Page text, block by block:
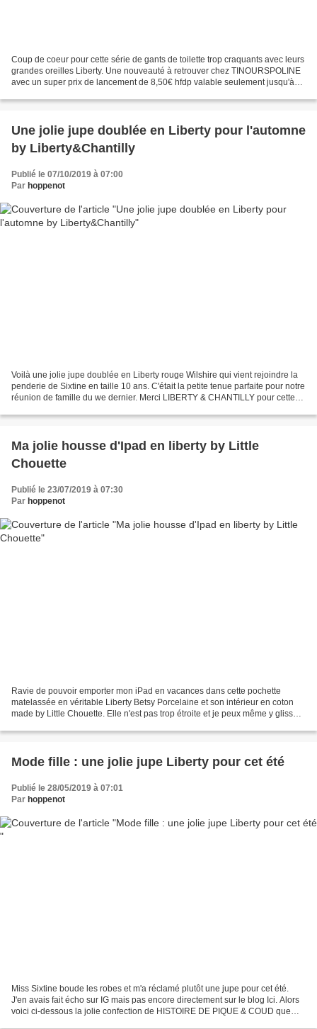
Coup de coeur pour cette série de gants de toilette trop craquants avec leurs
grandes oreilles Liberty. Une nouveauté à retrouver chez TINOURSPOLINE
avec un super prix de lancement de 8,50€ hfdp valable seulement jusqu'à
Une jolie jupe doublée en Liberty pour l'automne
by Liberty&Chantilly
Publié le 07/10/2019 à 07:00
Par hoppenot
Voilà une jolie jupe doublée en Liberty rouge Wilshire qui vient rejoindre la
penderie de Sixtine en taille 10 ans. C'était la petite tenue parfaite pour notre
réunion de famille du we dernier. Merci LIBERTY & CHANTILLY pour cette
Ma jolie housse d'Ipad en liberty by Little
Chouette
Publié le 23/07/2019 à 07:30
Par hoppenot
Ravie de pouvoir emporter mon iPad en vacances dans cette pochette
matelassée en véritable Liberty Betsy Porcelaine et son intérieur en coton
made by Little Chouette. Elle n'est pas trop étroite et je peux même y glisser
Mode fille : une jolie jupe Liberty pour cet été
Publié le 28/05/2019 à 07:01
Par hoppenot
Miss Sixtine boude les robes et m'a réclamé plutôt une jupe pour cet été.
J'en avais fait écho sur IG mais pas encore directement sur le blog Ici. Alors
voici ci-dessous la jolie confection de HISTOIRE DE PIQUE & COUD que